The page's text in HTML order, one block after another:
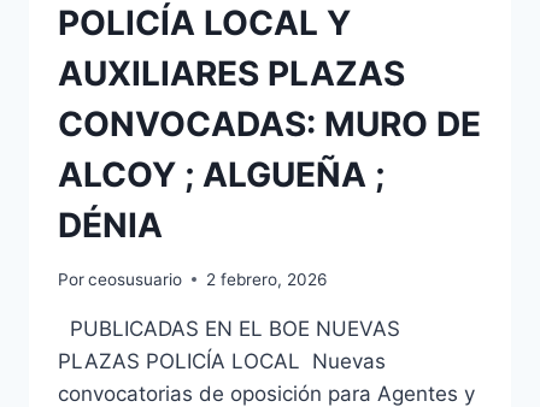
POLICÍA LOCAL Y
AUXILIARES PLAZAS
CONVOCADAS: MURO DE
ALCOY ; ALGUEÑA ;
DÉNIA
Porceosusuario 2 febrero, 2026
PUBLICADAS EN EL BOE NUEVAS
PLAZAS POLICÍA LOCAL Nuevas
convocatorias de oposición para Agentes y